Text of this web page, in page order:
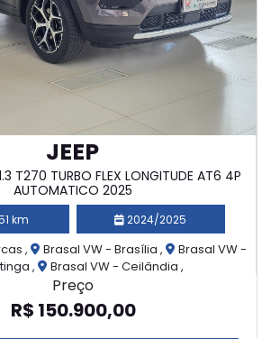
JEEP
T270 TURBO FLEX LONGITUDE AT6 4P
AUTOMATICO 2025
km 2024/2025
, Brasal VW - Brasília ,
Brasal VW -
,
Brasal VW - Ceilândia ,
Preço
R$ 150.900,00